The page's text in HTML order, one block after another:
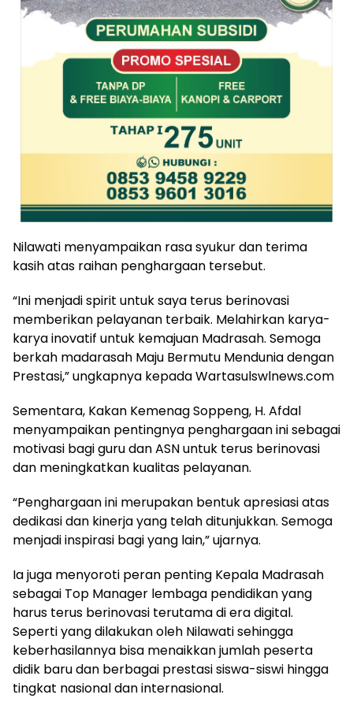
Nilawati menyampaikan rasa syukur dan terima
kasih atas raihan penghargaan tersebut.
“Ini menjadi spirit untuk saya terus berinovasi
memberikan pelayanan terbaik. Melahirkan karya-
karya inovatif untuk kemajuan Madrasah. Semoga
berkah madarasah Maju Bermutu Mendunia dengan
Prestasi,” ungkapnya kepada Wartasulswlnews.com
Sementara, Kakan Kemenag Soppeng, H. Afdal
menyampaikan pentingnya penghargaan ini sebagai
motivasi bagi guru dan ASN untuk terus berinovasi
dan meningkatkan kualitas pelayanan.
“Penghargaan ini merupakan bentuk apresiasi atas
dedikasi dan kinerja yang telah ditunjukkan. Semoga
menjadi inspirasi bagi yang lain,” ujarnya.
Ia juga menyoroti peran penting Kepala Madrasah
sebagai Top Manager lembaga pendidikan yang
harus terus berinovasi terutama di era digital.
Seperti yang dilakukan oleh Nilawati sehingga
keberhasilannya bisa menaikkan jumlah peserta
didik baru dan berbagai prestasi siswa-siswi hingga
tingkat nasional dan internasional.